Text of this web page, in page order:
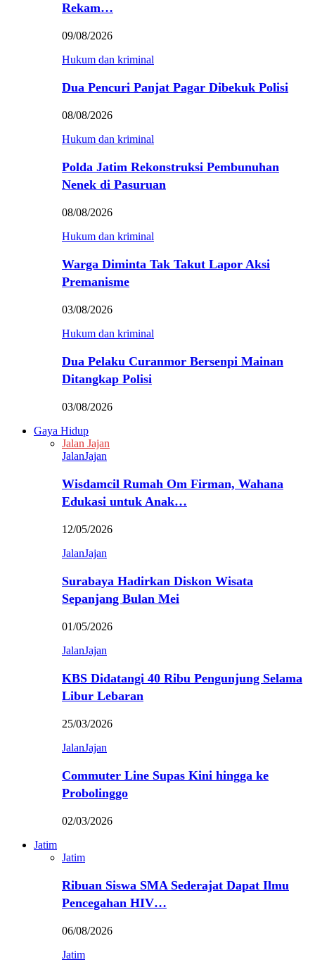
Rekam…
09/08/2026
Hukum dan kriminal
Dua Pencuri Panjat Pagar Dibekuk Polisi
08/08/2026
Hukum dan kriminal
Polda Jatim Rekonstruksi Pembunuhan
Nenek di Pasuruan
08/08/2026
Hukum dan kriminal
Warga Diminta Tak Takut Lapor Aksi
Premanisme
03/08/2026
Hukum dan kriminal
Dua Pelaku Curanmor Bersenpi Mainan
Ditangkap Polisi
03/08/2026
Gaya Hidup
Jalan Jajan
JalanJajan
Wisdamcil Rumah Om Firman, Wahana
Edukasi untuk Anak…
12/05/2026
JalanJajan
Surabaya Hadirkan Diskon Wisata
Sepanjang Bulan Mei
01/05/2026
JalanJajan
KBS Didatangi 40 Ribu Pengunjung Selama
Libur Lebaran
25/03/2026
JalanJajan
Commuter Line Supas Kini hingga ke
Probolinggo
02/03/2026
Jatim
Jatim
Ribuan Siswa SMA Sederajat Dapat Ilmu
Pencegahan HIV…
06/08/2026
Jatim